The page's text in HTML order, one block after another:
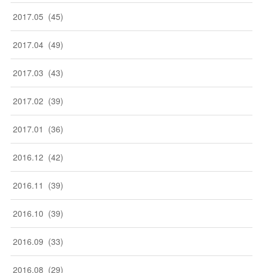
2017.05 (45)
2017.04 (49)
2017.03 (43)
2017.02 (39)
2017.01 (36)
2016.12 (42)
2016.11 (39)
2016.10 (39)
2016.09 (33)
2016.08 (29)